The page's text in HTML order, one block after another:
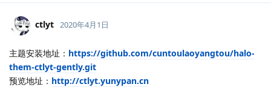
ctlyt 2020年4月1日
主题安装地址： https://github.com/cuntoulaoyangtou/halo-
them-ctlyt-gently.git
预览地址： http://ctlyt.yunypan.cn